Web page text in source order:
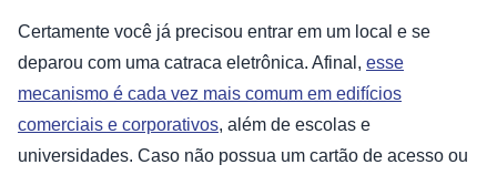
Certamente você já precisou entrar em um local e se
deparou com uma catraca eletrônica. Afinal, esse
mecanismo é cada vez mais comum em edifícios
comerciais e corporativos, além de escolas e
universidades. Caso não possua um cartão de acesso ou